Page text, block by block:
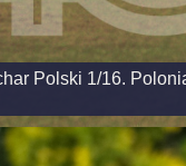
Polski 1/16.